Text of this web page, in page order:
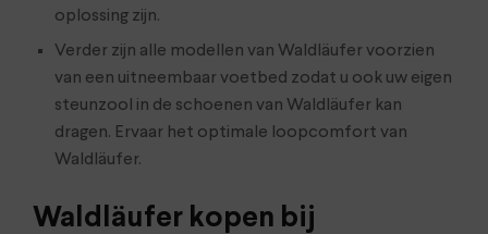
oplossing zijn.
Verder zijn alle modellen van Waldläufer voorzien
van een uitneembaar voetbed zodat u ook uw eigen
steunzool in de schoenen van Waldläufer kan
dragen. Ervaar het optimale loopcomfort van
Waldläufer.
Waldläufer kopen bij